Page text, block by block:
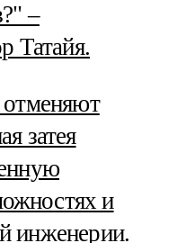
–
Татайя.
отменяют
затея
и
инженерии.